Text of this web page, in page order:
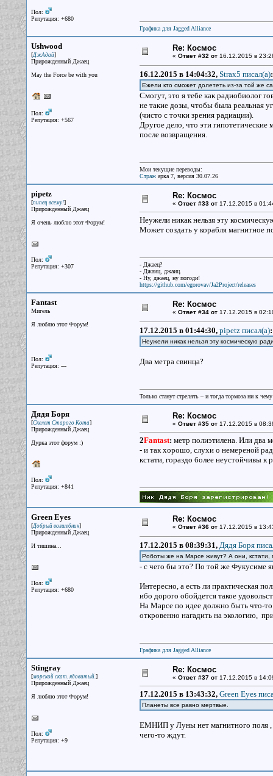
Пол:
Репутация: +680
Графика для Jagged Alliance
Ushwood
[ДжАдай]
Прирожденный Джаец
May the Force be with you
Пол:
Репутация: +567
Re: Космос
« Ответ #32 от16.12.2015 в
16.12.2015 в 14:04:32, Strax5 писал(a):
Ежели кто сможет долететь из-за той же
Смогут, это я тебе как радиобиолог
не такие дозы, чтобы была реальная
(чисто с точки зрения радиации).
Другое дело, что эти
после возвращения.
Мои текущие переводы:
Стражарка 7, версия 30.07.26
pipetz
[пипец всему!]
Прирожденный Джаец
Я очень люблю этот Форум!
Пол:
Репутация: +307
Re: Космос
« Ответ #33 от17.12.2015 в
Неужели никак нельзя эту
Может создать у корабля магнитное
- Джаец?
- Джаиц, джаиц.
- Ну, джаец, ну погоди!
https://github.com/egorovav/Ja2Project/releases
Fantast
Мигель
Я люблю этот Форум!
Пол:
Репутация: ---
Re: Космос
« Ответ #34 от17.12.2015 в
17.12.2015 в 01:44:30, pipetz писал(a):
Неужели никак нельзя эту космическую
Два метра свинца?
Только станут стрелять – и тогда тормоза ни к
Дядя Боря
[Скелет Старого Кота]
Прирожденный Джаец
Дурка этот форум :)
Пол:
Репутация: +841
Re: Космос
« Ответ #35 от17.12.2015 в
2Fantast: метр полиэтилена. Или два
- и так хорошо, слухи о немереной
кстати, гораздо более неустойчивы к
Green Eyes
[Добрый волшебник]
Прирожденный Джаец
И тишина...
Пол:
Репутация: +680
Re: Космос
« Ответ #36 от17.12.2015 в
17.12.2015 в 08:39:31, Дядя Боря
Роботы же на Марсе живут? А они, кстати,
- с чего бы это? По той же Фукусиме
Интересно, а есть ли практическая
ибо дорого обойдется такое
На Марсе по идее должно быть что-
откровенно нагадить на экологию,
Графика для Jagged Alliance
Stingray
[морской скат. ядовитый.]
Прирожденный Джаец
Я люблю этот Форум!
Пол:
Репутация: +9
Re: Космос
« Ответ #37 от17.12.2015 в
17.12.2015 в 13:43:32, Green Eyes
Планеты все равно мертвые.
ЕМНИП у Луны нет магнитного поля ,
чего-то ждут.